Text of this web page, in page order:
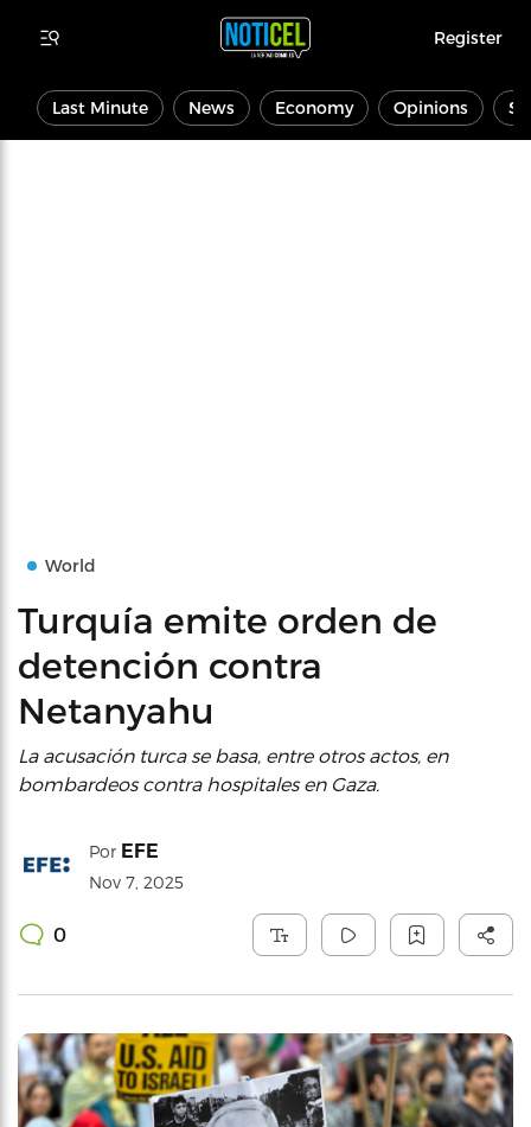
Register
Last Minute News Economy Opinions
World
Turquía emite orden de
detención contra
Netanyahu
La acusación turca se basa, entre otros actos, en
bombardeos contra hospitales en Gaza.
Por EFE
Nov 7, 2025
0